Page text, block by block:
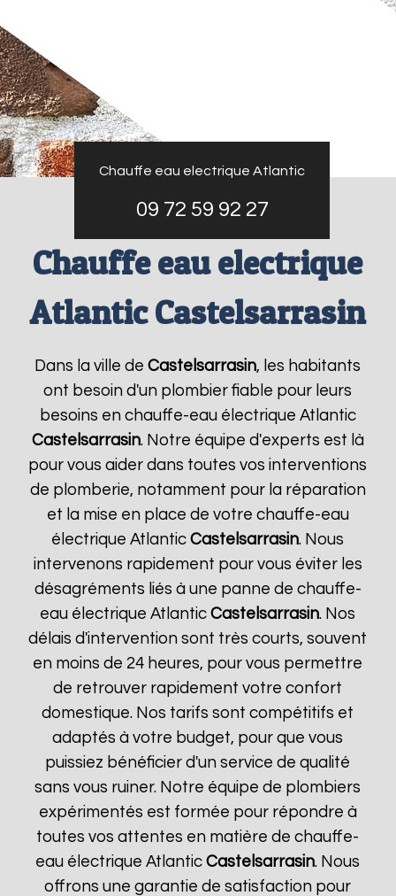
Chauffe eau electrique Atlantic
09 72 59 92 27
Chauffe eau electrique
Atlantic Castelsarrasin
Dans la ville deCastelsarrasin, les habitants
ont besoin d'un plombier fiable pour leurs
besoins en chauffe-eau électrique Atlantic
Castelsarrasin. Notre équipe d'experts est là
pour vous aider dans toutes vos interventions
de plomberie, notamment pour la réparation
et la mise en place de votre chauffe-eau
électrique AtlanticCastelsarrasin. Nous
intervenons rapidement pour vous éviter les
désagréments liés à une panne de chauffe-
eau électrique AtlanticCastelsarrasin. Nos
délais d'intervention sont très courts, souvent
en moins de 24 heures, pour vous permettre
de retrouver rapidement votre confort
domestique. Nos tarifs sont compétitifs et
adaptés à votre budget, pour que vous
puissiez bénéficier d'un service de qualité
sans vous ruiner. Notre équipe de plombiers
expérimentés est formée pour répondre à
toutes vos attentes en matière de chauffe-
eau électrique AtlanticCastelsarrasin. Nous
offrons une garantie de satisfaction pour